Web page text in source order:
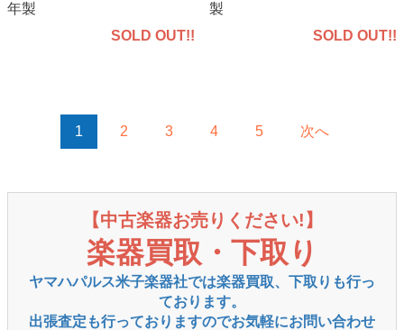
年製
SOLD OUT!!
製
SOLD OUT!!
1 2 3 4 5 次へ
【中古楽器お売りください!】
楽器買取・下取り
ヤマハパルス米子楽器社では楽器買取、下取りも行っ
ております。
出張査定も行っておりますのでお気軽にお問い合わせ